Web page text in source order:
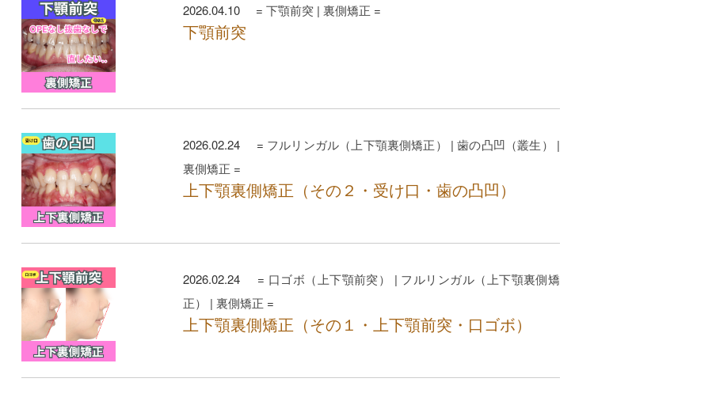
2026.04.10 = 下顎前突| 裏側矯正 =
下顎前突
2026.02.24 = フルリンガル（上下顎裏側矯正） |歯の凸凹（叢生）
|
裏側矯正 =
上下顎裏側矯正（その２・受け口・歯の凸凹）
2026.02.24 = 口ゴボ（上下顎前突） | フルリンガル（上下顎裏側矯
正）
| 裏側矯正 =
上下顎裏側矯正（その１・上下顎前突・口ゴボ）